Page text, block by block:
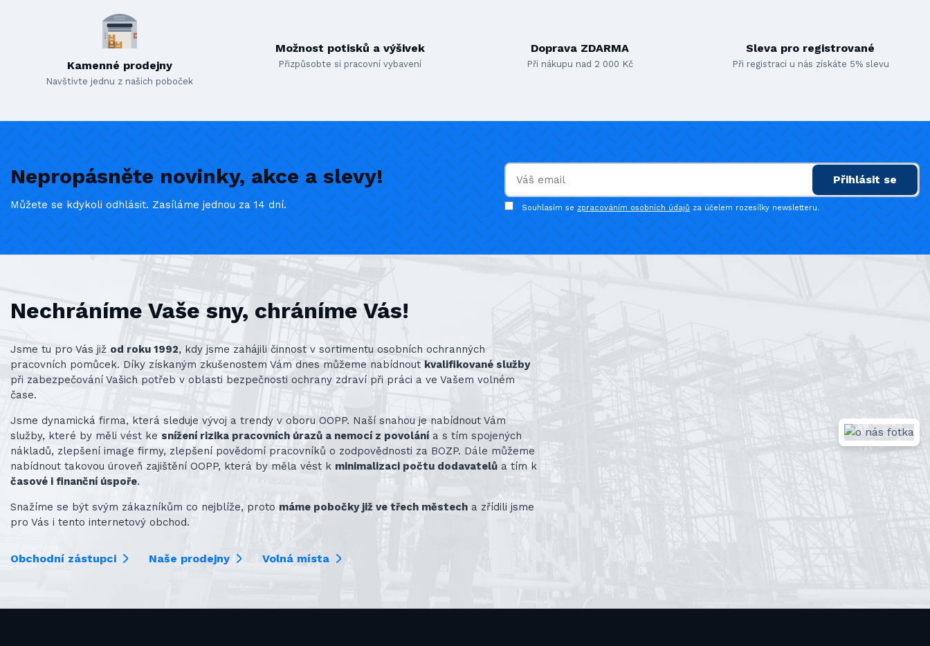
Kamenné prodejny
Navštivte jednu z našich poboček
Možnost potisků a výšivek
Přizpůsobte si pracovní vybavení
Doprava ZDARMA
Při nákupu nad 2 000 Kč
Sleva pro registrované
Při registraci u nás získáte 5% slevu
Nepropásněte novinky, akce a slevy!
Můžete se kdykoli odhlásit. Zasíláme jednou za 14 dní.
Přihlásit se
Souhlasím se zpracováním osobních údajů za účelem rozesílky newsletteru.
Nechráníme Vaše sny, chráníme Vás!
Jsme tu pro Vás již od roku 1992, kdy jsme zahájili činnost v sortimentu osobních ochranných
pracovních pomůcek. Díky získaným zkušenostem Vám dnes můžeme nabídnout kvalifikované služby
při zabezpečování Vašich potřeb v oblasti bezpečnosti ochrany zdraví při práci a ve Vašem volném
čase.
Jsme dynamická firma, která sleduje vývoj a trendy v oboru OOPP. Naší snahou je nabídnout Vám
služby, které by měli vést ke snížení rizika pracovních úrazů a nemocí z povolání a s tím spojených
nákladů, zlepšení image firmy, zlepšení povědomí pracovníků o zodpovědnosti za BOZP. Dále můžeme
nabídnout takovou úroveň zajištění OOPP, která by měla vést k minimalizaci počtu dodavatelů a tím k
časové i finanční úspoře.
Snažíme se být svým zákazníkům co nejblíže, protomáme pobočky již ve třech městech a zřídili jsme
pro Vás i tento internetový obchod.
Obchodní zástupci Naše prodejny Volná místa